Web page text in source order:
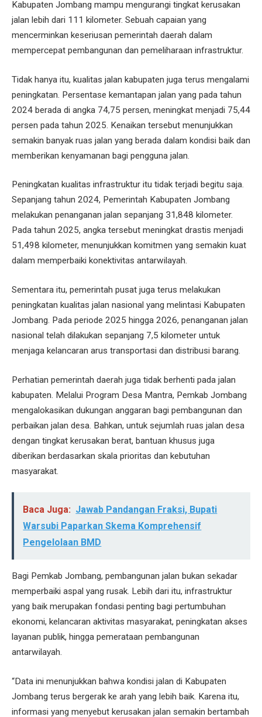
Kabupaten Jombang mampu mengurangi tingkat kerusakan
jalan lebih dari 111 kilometer. Sebuah capaian yang
mencerminkan keseriusan pemerintah daerah dalam
mempercepat pembangunan dan pemeliharaan infrastruktur.
Tidak hanya itu, kualitas jalan kabupaten juga terus mengalami
peningkatan. Persentase kemantapan jalan yang pada tahun
2024 berada di angka 74,75 persen, meningkat menjadi 75,44
persen pada tahun 2025. Kenaikan tersebut menunjukkan
semakin banyak ruas jalan yang berada dalam kondisi baik dan
memberikan kenyamanan bagi pengguna jalan.
Peningkatan kualitas infrastruktur itu tidak terjadi begitu saja.
Sepanjang tahun 2024, Pemerintah Kabupaten Jombang
melakukan penanganan jalan sepanjang 31,848 kilometer.
Pada tahun 2025, angka tersebut meningkat drastis menjadi
51,498 kilometer, menunjukkan komitmen yang semakin kuat
dalam memperbaiki konektivitas antarwilayah.
Sementara itu, pemerintah pusat juga terus melakukan
peningkatan kualitas jalan nasional yang melintasi Kabupaten
Jombang. Pada periode 2025 hingga 2026, penanganan jalan
nasional telah dilakukan sepanjang 7,5 kilometer untuk
menjaga kelancaran arus transportasi dan distribusi barang.
Perhatian pemerintah daerah juga tidak berhenti pada jalan
kabupaten. Melalui Program Desa Mantra, Pemkab Jombang
mengalokasikan dukungan anggaran bagi pembangunan dan
perbaikan jalan desa. Bahkan, untuk sejumlah ruas jalan desa
dengan tingkat kerusakan berat, bantuan khusus juga
diberikan berdasarkan skala prioritas dan kebutuhan
masyarakat.
Baca Juga: Jawab Pandangan Fraksi, Bupati
Warsubi Paparkan Skema Komprehensif
Pengelolaan BMD
Bagi Pemkab Jombang, pembangunan jalan bukan sekadar
memperbaiki aspal yang rusak. Lebih dari itu, infrastruktur
yang baik merupakan fondasi penting bagi pertumbuhan
ekonomi, kelancaran aktivitas masyarakat, peningkatan akses
layanan publik, hingga pemerataan pembangunan
antarwilayah.
“Data ini menunjukkan bahwa kondisi jalan di Kabupaten
Jombang terus bergerak ke arah yang lebih baik. Karena itu,
informasi yang menyebut kerusakan jalan semakin bertambah